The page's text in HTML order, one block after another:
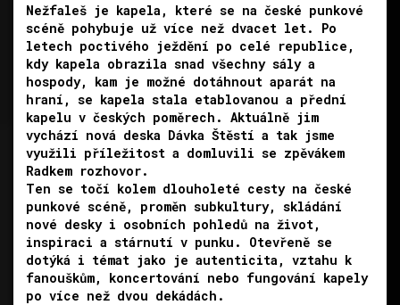
Nežfaleš je kapela, které se na české punkové
scéně pohybuje už více než dvacet let. Po
letech poctivého ježdění po celé republice,
kdy kapela obrazila snad všechny sály a
hospody, kam je možné dotáhnout aparát na
hraní, se kapela stala etablovanou a přední
kapelu v českých poměrech. Aktuálně jim
vychází nová deska Dávka Štěstí a tak jsme
využili příležitost a domluvili se zpěvákem
Radkem rozhovor.
Ten se točí kolem dlouholeté cesty na české
punkové scéně, proměn subkultury, skládání
nové desky i osobních pohledů na život,
inspiraci a stárnutí v punku. Otevřeně se
dotýká i témat jako je autenticita, vztahu k
fanouškům, koncertování nebo fungování kapely
po více než dvou dekádách.